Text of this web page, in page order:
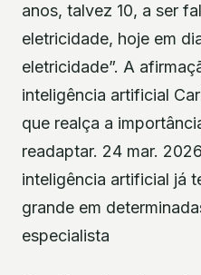
anos, talvez 10, a ser
eletricidade, hoje em
eletricidade”. A
inteligência artificial
que realça a
readaptar. 24 mar.
inteligência artificial já
grande em
especialista